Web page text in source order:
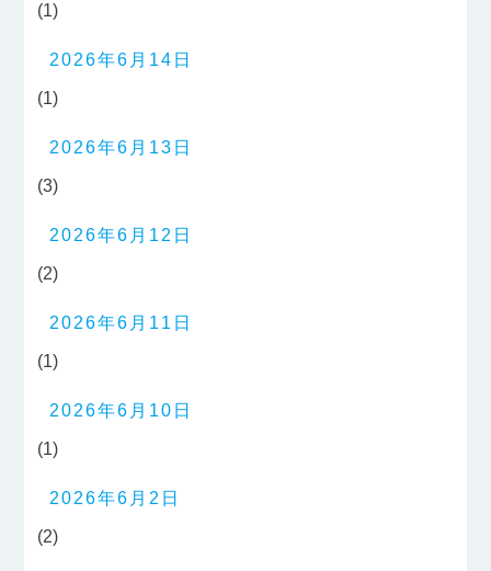
(1)
2026年6月14日
(1)
2026年6月13日
(3)
2026年6月12日
(2)
2026年6月11日
(1)
2026年6月10日
(1)
2026年6月2日
(2)